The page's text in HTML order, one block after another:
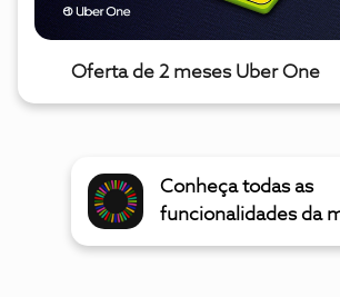
Oferta de 2 meses Uber One
Conheça todas as
funcionalidades da